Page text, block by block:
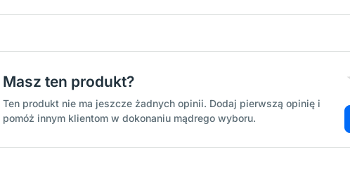
Masz ten produkt?
Ten produkt nie ma jeszcze żadnych opinii. Dodaj pierwszą opinię i
pomóż innym klientom w dokonaniu mądrego wyboru.